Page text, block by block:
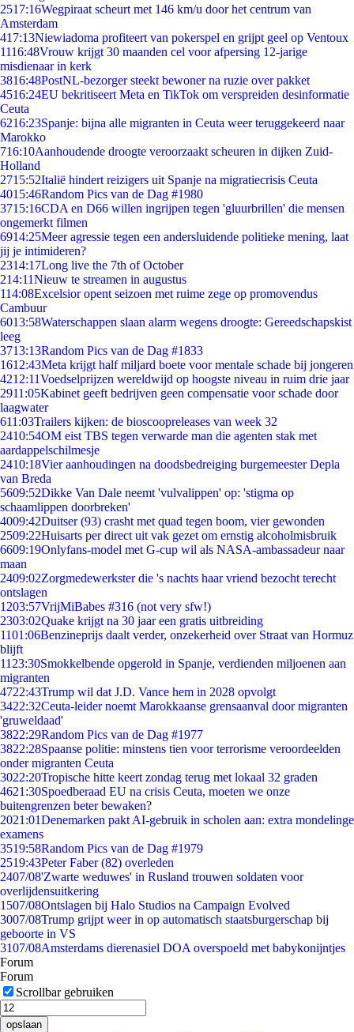
2517:16Wegpiraat scheurt met 146 km/u door het centrum van
Amsterdam
417:13Niewiadoma profiteert van pokerspel en grijpt geel op Ventoux
1116:48Vrouw krijgt 30 maanden cel voor afpersing 12-jarige
misdienaar in kerk
3816:48PostNL-bezorger steekt bewoner na ruzie over pakket
4516:24EU bekritiseert Meta en TikTok om verspreiden desinformatie
Ceuta
6216:23Spanje: bijna alle migranten in Ceuta weer teruggekeerd naar
Marokko
716:10Aanhoudende droogte veroorzaakt scheuren in dijken Zuid-
Holland
2715:52Italië hindert reizigers uit Spanje na migratiecrisis Ceuta
4015:46Random Pics van de Dag #1980
3715:16CDA en D66 willen ingrijpen tegen 'gluurbrillen' die mensen
ongemerkt filmen
6914:25Meer agressie tegen een andersluidende politieke mening, laat
jij je intimideren?
2314:17Long live the 7th of October
214:11Nieuw te streamen in augustus
114:08Excelsior opent seizoen met ruime zege op promovendus
Cambuur
6013:58Waterschappen slaan alarm wegens droogte: Gereedschapskist
leeg
3713:13Random Pics van de Dag #1833
1612:43Meta krijgt half miljard boete voor mentale schade bij jongeren
4212:11Voedselprijzen wereldwijd op hoogste niveau in ruim drie jaar
2911:05Kabinet geeft bedrijven geen compensatie voor schade door
laagwater
611:03Trailers kijken: de bioscoopreleases van week 32
2410:54OM eist TBS tegen verwarde man die agenten stak met
aardappelschilmesje
2410:18Vier aanhoudingen na doodsbedreiging burgemeester Depla
van Breda
5609:52Dikke Van Dale neemt 'vulvalippen' op: 'stigma op
schaamlippen doorbreken'
4009:42Duitser (93) crasht met quad tegen boom, vier gewonden
2509:22Huisarts per direct uit vak gezet om ernstig alcoholmisbruik
6609:19Onlyfans-model met G-cup wil als NASA-ambassadeur naar
maan
2409:02Zorgmedewerkster die 's nachts haar vriend bezocht terecht
ontslagen
1203:57VrijMiBabes #316 (not very sfw!)
2303:02Quake krijgt na 30 jaar een gratis uitbreiding
1101:06Benzineprijs daalt verder, onzekerheid over Straat van Hormuz
blijft
11 23:30Smokkelbende opgerold in Spanje, verdienden miljoenen aan
migranten
4722:43Trump wil dat J.D. Vance hem in 2028 opvolgt
3422:32Ceuta-leider noemt Marokkaanse grensaanval door migranten
'gruweldaad'
3822:29Random Pics van de Dag #1977
3822:28Spaanse politie: minstens tien voor terrorisme veroordeelden
onder migranten Ceuta
3022:20Tropische hitte keert zondag terug met lokaal 32 graden
4621:30Spoedberaad EU na crisis Ceuta, moeten we onze
buitengrenzen beter bewaken?
2021:01Denemarken pakt AI-gebruik in scholen aan: extra mondelinge
examens
3519:58Random Pics van de Dag #1979
2519:43Peter Faber (82) overleden
2407/08'Zwarte weduwes' in Rusland trouwen soldaten voor
overlijdensuitkering
1507/08Ontslagen bij Halo Studios na Campaign Evolved
3007/08Trump grijpt weer in op automatisch staatsburgerschap bij
geboorte in VS
3107/08Amsterdams dierenasiel DOA overspoeld met babykonijntjes
Forum
Forum
Scrollbar gebruiken
opslaan